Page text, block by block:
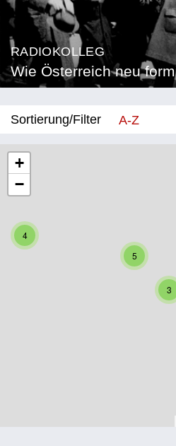
RADIOKOLLEG
Wie Österreich neu
Sortierung/Filter
A-Z
Kärnten
5
3
4
+
−